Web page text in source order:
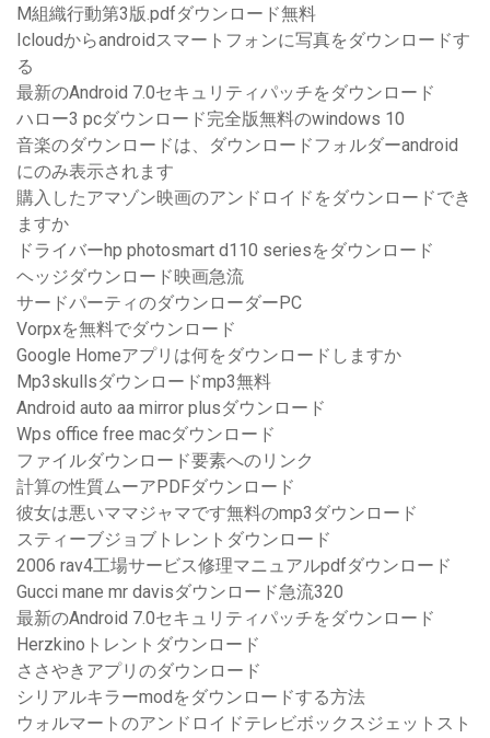
M組織行動第3版.pdfダウンロード無料
Icloudからandroidスマートフォンに写真をダウンロードす
る
最新のAndroid 7.0セキュリティパッチをダウンロード
ハロー3 pcダウンロード完全版無料のwindows 10
音楽のダウンロードは、ダウンロードフォルダーandroid
にのみ表示されます
購入したアマゾン映画のアンドロイドをダウンロードでき
ますか
ドライバーhp photosmart d110 seriesをダウンロード
ヘッジダウンロード映画急流
サードパーティのダウンローダーPC
Vorpxを無料でダウンロード
Google Homeアプリは何をダウンロードしますか
Mp3skullsダウンロードmp3無料
Android auto aa mirror plusダウンロード
Wps office free macダウンロード
ファイルダウンロード要素へのリンク
計算の性質ムーアPDFダウンロード
彼女は悪いママジャマです無料のmp3ダウンロード
スティーブジョブトレントダウンロード
2006 rav4工場サービス修理マニュアルpdfダウンロード
Gucci mane mr davisダウンロード急流320
最新のAndroid 7.0セキュリティパッチをダウンロード
Herzkinoトレントダウンロード
ささやきアプリのダウンロード
シリアルキラーmodをダウンロードする方法
ウォルマートのアンドロイドテレビボックスジェットスト